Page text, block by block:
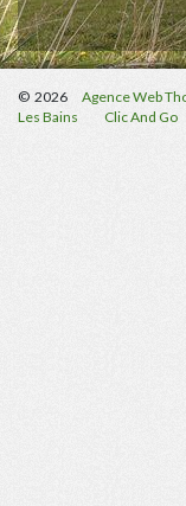
© 2026 Agence Web
Les Bains
Clic And Go